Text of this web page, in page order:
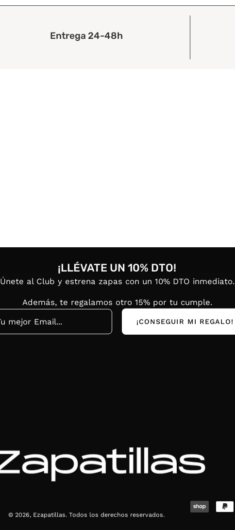
Entrega 24-48h
¡LLÉVATE UN 10% DTO!
Únete al Club y estrena zapas con un 10% DTO inmediato.
Además, te regalamos otro 15% por tu cumple.
¡CONSEGUIR MI REGALO!
© 2026, Ezapatillas. Todos los derechos reservados.